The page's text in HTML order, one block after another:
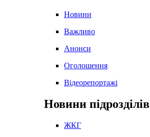
Новини
Важливо
Анонси
Оголошення
Відеорепортажі
Новини підрозділів
ЖКГ